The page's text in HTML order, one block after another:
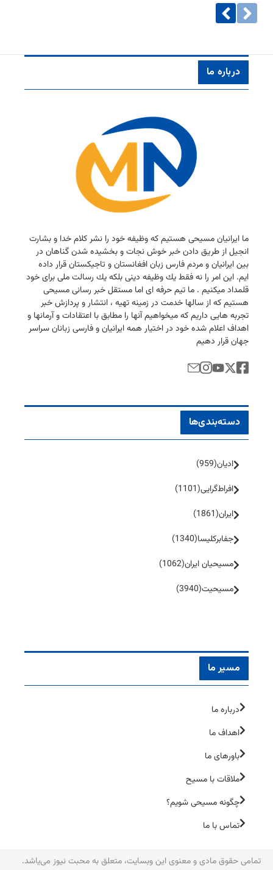
درباره ما
ما ایرانیان مسیحی هستیم كه وظیفه خود را نشر كلام خدا و بشارت
انجیل از طریق دادن خبر خوش نجات و بخشیده شدن گناهان در
بین ایرانیان و مردم فارس زبان افغانستان و تاجیكستان قرار داده
ایم. این امر را نه فقط یك وظیفه دینی بلكه یك رسالت ملی برای خود
قلمداد میكنیم . ما تیم حرفه ای اما مستقل خبر رسانی مسیحی
هستیم كه از سالها خدمت در زمینه تهیه ، انتشار و پردازش خبر
تجربه هایی داریم كه میخواهیم آنها را مطابق با اعتقادات و آرمانها و
اهداف اعلام شده خود در اختیار همه ایرانیان و فارسی زبانان سراسر
جهان قرار دهیم
دسته‌بندی‌ها
ادیان(959)
افراط‌گرایی(1101)
ایران(1861)
جفا‌بر‌کلیسا(1340)
مسیحیان ایران(1062)
مسیحیت(3940)
مسیر ما
درباره ما
اهداف ما
باورهای ما
ملاقات با مسیح
چگونه مسیحی شویم؟
تماس با ما
تمامی حقوق مادی و معنوی این وبسایت، متعلق به محبت نیوز می‌یاشد.